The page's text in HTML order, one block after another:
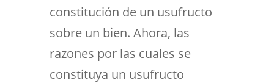
constitución de un usufructo
sobre un bien. Ahora, las
razones por las cuales se
constituya un usufructo